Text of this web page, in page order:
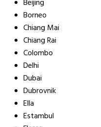
Beijing
Borneo
Chiang Mai
Chiang Rai
Colombo
Delhi
Dubai
Dubrovnik
Ella
Estambul